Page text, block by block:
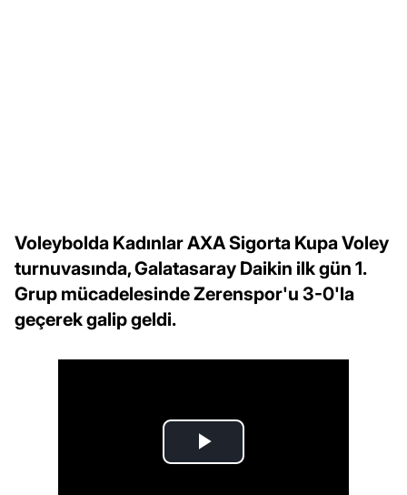
Voleybolda Kadınlar AXA Sigorta Kupa Voley
turnuvasında, Galatasaray Daikin ilk gün 1.
Grup mücadelesinde Zerenspor'u 3-0'la
geçerek galip geldi.